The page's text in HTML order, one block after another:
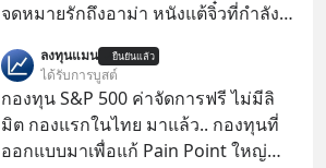
จดหมายรักถึงอาม่า หนังแต้จิ๋วที่กำลัง
ป๊าผมเห็นโปสเตอร์หนังเรื่องนี้หลาย
เดือนก่อนและอยากดูมาก ด้วยเพราะว่า
อากงก็มาจากเมืองจีน ป๊าก็พูดแต้จิ๋วได้
มีเรื่องราวมีความผูกพันที่ได้ยินตั้งแต่
ลงทุนแมน ยืนยันแล้ว
ได้รับการบูสต์
กองทุน S&P 500 ค่าจัดการฟรี ไม่มีลิ
มิต กองแรกในไทย มาแล้ว.. กองทุนที่
ออกแบบมาเพื่อแก้ Pain Point ใหญ่